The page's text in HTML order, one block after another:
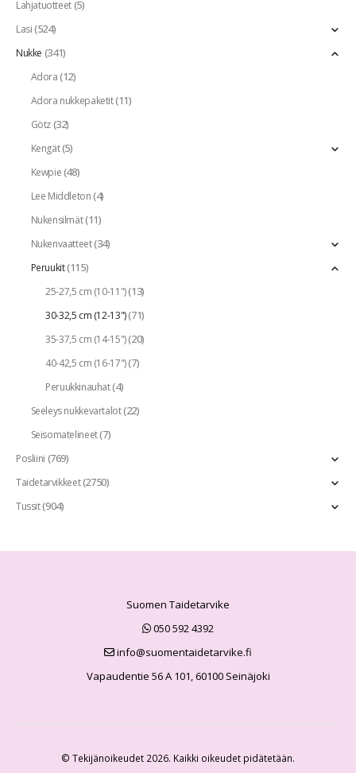
Lahjatuotteet(5)
Lasi(524)
Nukke (341)
Adora(12)
Adora nukkepaketit(11)
Götz(32)
Kengät(5)
Kewpie(48)
Lee Middleton(4)
Nukensilmät(11)
Nukenvaatteet(34)
Peruukit(115)
25-27,5 cm (10-11")(13)
30-32,5 cm (12-13")(71)
35-37,5 cm (14-15")(20)
40-42,5 cm (16-17")(7)
Peruukkinauhat(4)
Seeleys nukkevartalot(22)
Seisomatelineet(7)
Posliini (769)
Taidetarvikkeet(2750)
Tussit(904)
Suomen Taidetarvike
050 592 4392
info@suomentaidetarvike.fi
Vapaudentie 56 A 101, 60100 Seinäjoki
© Tekijänoikeudet 2026. Kaikki oikeudet pidätetään.